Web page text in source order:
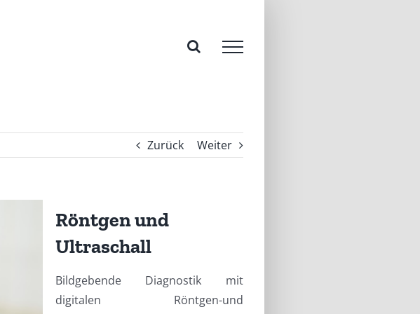
Zurück Weiter
Röntgen und
Ultraschall
Bildgebende Diagnostik mit
digitalen Röntgen-und